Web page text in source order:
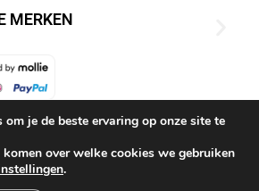
MERKEN
© | 2026 © Alle rechten
is eigendom van Hobby-Art
je de beste ervaring op onze site te
over welke cookies we gebruiken
.